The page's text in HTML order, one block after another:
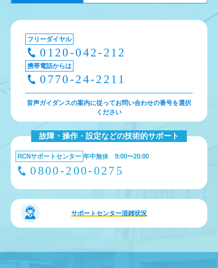
フリーダイヤル
0120-042-212
携帯電話からは
0770-24-2211
音声ガイダンスの案内に従ってお問い合わせの番号を選択
ください
故障・操作・設定などの技術的サポート
RCNサポートセンター 年中無休 9:00〜20:00
0800-200-0275
サポートセンター混雑状況